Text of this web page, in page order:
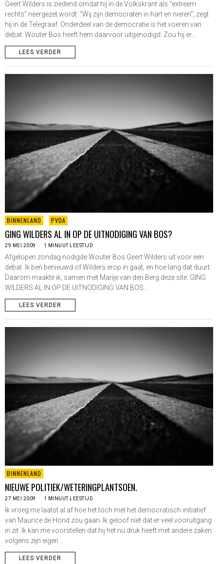
Geert Wilders is ziedend omdat hij in de Volkskrant als “extreem
rechts” neergezet wordt. “Wij zijn democraten in hart en nieren”, zegt
hij in de Telegraaf. Onderdeel van de democratie is het voeren van
debat. Wouter Bos heeft hem daarvoor uitgenodigd. Zou hij er…
LEES VERDER
BINNENLAND · PVDA
GING WILDERS AL IN OP DE UITNODIGING VAN BOS?
29 MEI 2009 1 MINUUT LEESTIJD
Afgelopen zondag nodigde Wouter Bos Geert Wilders uit voor een
debat. Ik ben benieuwd of Wilders erop in gaat, en hoe lang dat duurt.
Daarom maakte ik, samen met Marije van den Berg deze site: GING
WILDERS AL IN OP DE UITNODIGING VAN BOS.…
LEES VERDER
BINNENLAND
NIEUWE POLITIEK/WETERINGPLANTSOEN.
27 MEI 2009 1 MINUUT LEESTIJD
Ik vroeg me laatst al af hoe het toch met het democratisch initiatief
van Maurice de Hond zou gaan. Ik geloof niet dat er veel vooruitgang
in zit. Ik kan me voorstellen dat hij het nu druk heeft met andere zaken:
volgens zijn eigen…
LEES VERDER